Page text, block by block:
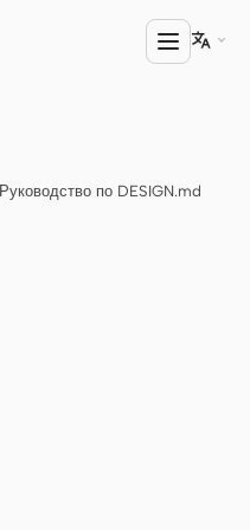

Руководство по DESIGN.md